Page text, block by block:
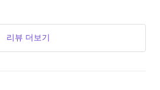
리뷰 더보기